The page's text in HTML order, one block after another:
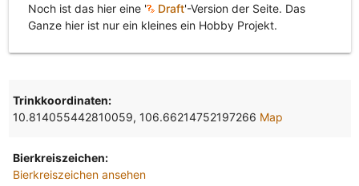
Noch ist das hier eine ' Draft'-Version der Seite. Das
Ganze hier ist nur ein kleines ein Hobby Projekt.
Trinkkoordinaten:
10.814055442810059, 106.66214752197266 Map
Bierkreiszeichen:
Bierkreiszeichen ansehen